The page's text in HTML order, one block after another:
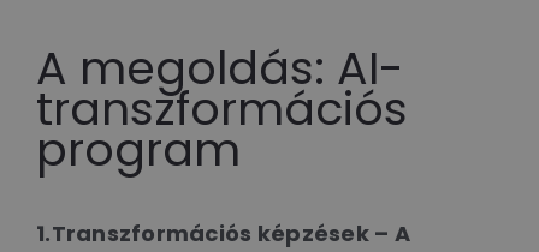
A megoldás: AI-
transzformációs
program
1.Transzformációs képzések – A